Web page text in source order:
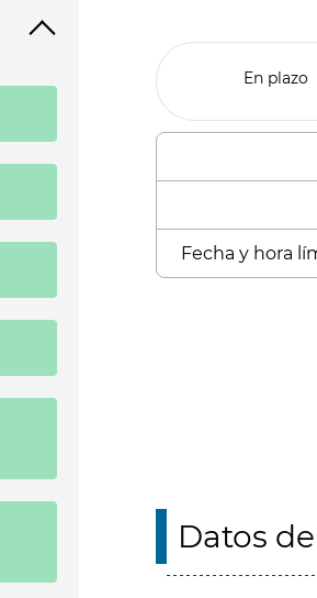
En plazo
Fecha y hora
Datos